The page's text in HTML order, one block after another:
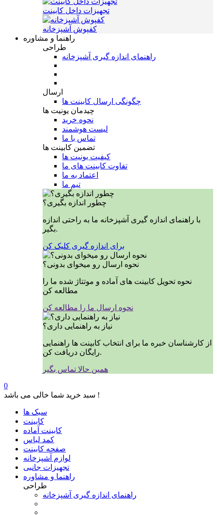
تجهیزات داخل کابینت
کفپوش آشپزخانه
راهنما و مشاوره
طراحی
راهنمای اندازه گیری آشپزخانه
ارسال
چگونگی ارسال کابینت ها
چیدمان یونیت ها
نحوه خرید
لیست هوشمند
تماس با ما
تضمین کابینت ها
کیفیت یونیت ها
تفاوت کابینت های ما
اعتماد به ما
تیم ما
چطور اندازه بگیری؟
با راهنمای اندازه گیری آشپزخانه ما به راحتی اندازه
بگیر.
برای اندازه گیری کلیک کن
نحوه ارسال رو میخوای بدونی؟
نحوه تحویل کابینت های آماده و موتتاژ شده ما را
مطالعه کن
نحوه ارسال ما را مطالعه کن
نیاز به راهنمایی داری؟
از کارشناسان خبره ما برای انتخاب کابینت ها راهنمایی
رایگان دریافت کن.
همین حالا تماس بگیر
0
سبد خرید شما خالی می باشد !
سبک ها
کابینت
کابینت آماده
کمد لباس
صفحه کابینت
لوازم آشپزخانه
تجهیزات جانبی
راهنما و مشاوره
طراحی
راهنمای اندازه گیری آشپزخانه